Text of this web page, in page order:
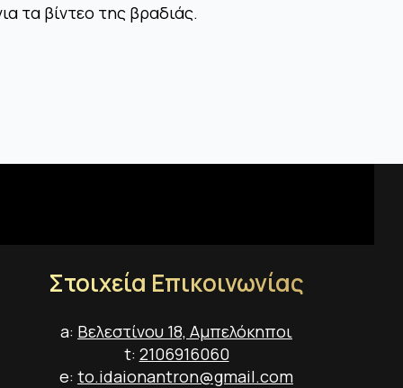
τα βίντεο της βραδιάς.
Στοιχεία Επικοινωνίας
a: Βελεστίνου 18, Αμπελόκηποι
t: 2106916060
e: to.idaionantron@gmail.com